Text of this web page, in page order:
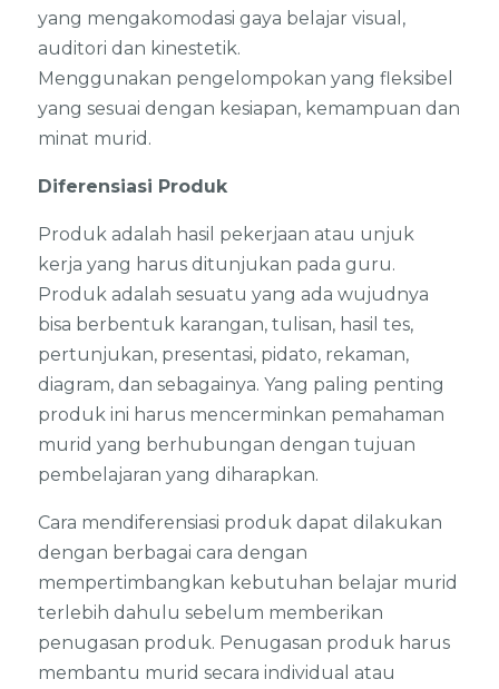
yang mengakomodasi gaya belajar visual,
auditori dan kinestetik.
Menggunakan pengelompokan yang fleksibel
yang sesuai dengan kesiapan, kemampuan dan
minat murid.
Diferensiasi Produk
Produk adalah hasil pekerjaan atau unjuk
kerja yang harus ditunjukan pada guru.
Produk adalah sesuatu yang ada wujudnya
bisa berbentuk karangan, tulisan, hasil tes,
pertunjukan, presentasi, pidato, rekaman,
diagram, dan sebagainya. Yang paling penting
produk ini harus mencerminkan pemahaman
murid yang berhubungan dengan tujuan
pembelajaran yang diharapkan.
Cara mendiferensiasi produk dapat dilakukan
dengan berbagai cara dengan
mempertimbangkan kebutuhan belajar murid
terlebih dahulu sebelum memberikan
penugasan produk. Penugasan produk harus
membantu murid secara individual atau